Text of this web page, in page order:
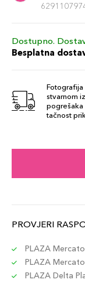
Dostupno.
Besplatna
stvarnom
pogrešaka
tačnost
PROVJERI
PLAZA
PLAZA
PLAZA Delta